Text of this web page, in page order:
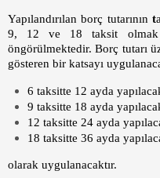
Yapılandırılan borç tutarının t
9, 12 ve 18 taksit olmak
öngörülmektedir. Borç tutarı
gösteren bir katsayı
6 taksitte 12 ayda
9 taksitte 18 ayda
12 taksitte 24 ayda
18 taksitte 36 ayda
olarak uygulanacaktır.